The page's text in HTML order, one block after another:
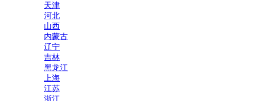
天津
河北
山西
内蒙古
辽宁
吉林
黑龙江
上海
江苏
浙江